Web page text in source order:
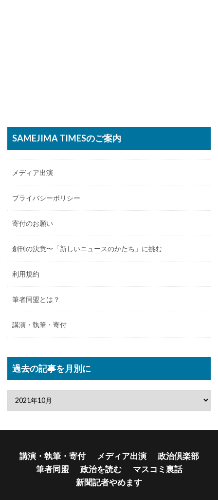
SAMEJIMA TIMESのご案内
メディア出演
プライバシーポリシー
寄付のお願い
創刊の決意〜「新しいニュースのかたち」に挑む
利用規約
筆者同盟とは？
講演・執筆・寄付
過去の記事を月別に
講演・執筆・寄付 メディア出演
政治倶楽部
筆者同盟
政治を読む
マスコミ裏話
新聞記者やめます